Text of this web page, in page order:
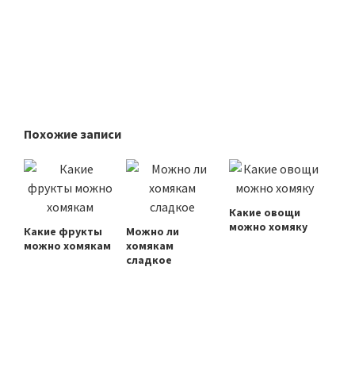
Похожие записи
Какие фрукты
можно хомякам
Можно ли
хомякам
сладкое
Какие овощи
можно хомяку